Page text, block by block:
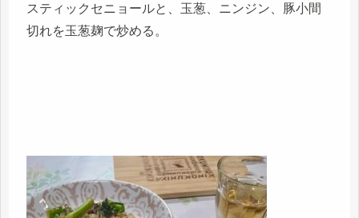
スティックセニョールと、玉葱、ニンジン、豚小間
切れを玉葱麹で炒める。